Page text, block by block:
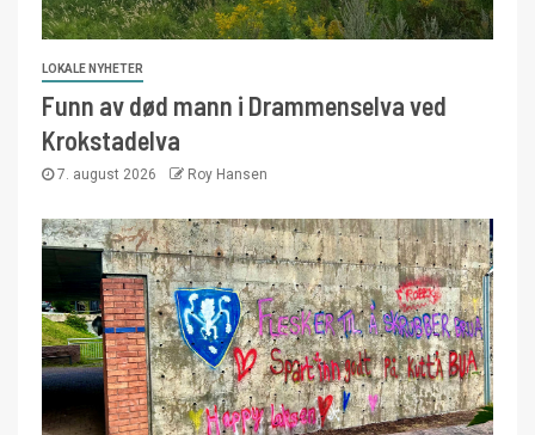
LOKALE NYHETER
Funn av død mann i Drammenselva ved
Krokstadelva
7. august 2026 Roy Hansen